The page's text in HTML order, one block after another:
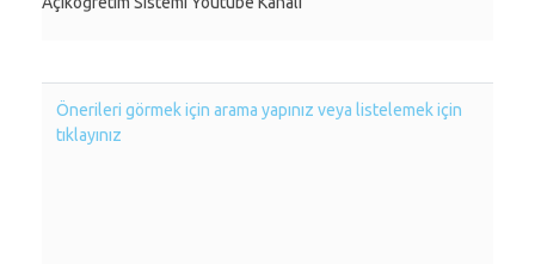
Önerileri görmek için arama yapınız veya listelemek için
tıklayınız